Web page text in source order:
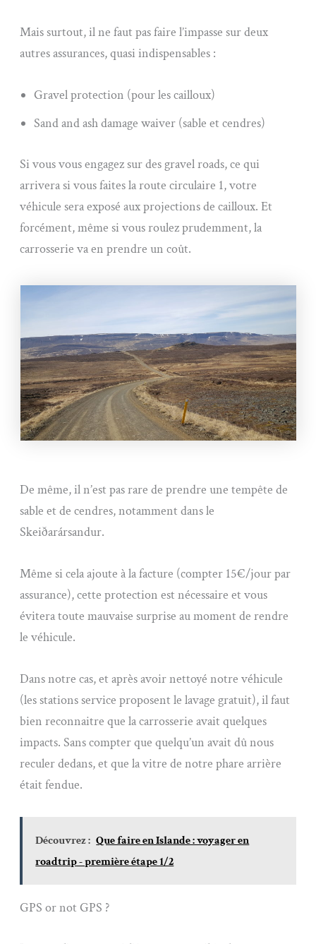
Mais surtout, il ne faut pas faire l’impasse sur deux
autres assurances, quasi indispensables :
Gravel protection (pour les cailloux)
Sand and ash damage waiver (sable et cendres)
Si vous vous engagez sur des gravel roads, ce qui
arrivera si vous faites la route circulaire 1, votre
véhicule sera exposé aux projections de cailloux. Et
forcément, même si vous roulez prudemment, la
carrosserie va en prendre un coût.
De même, il n’est pas rare de prendre une tempête de
sable et de cendres, notamment dans le
Skeiðarársandur.
Même si cela ajoute à la facture (compter 15€/jour par
assurance), cette protection est nécessaire et vous
évitera toute mauvaise surprise au moment de rendre
le véhicule.
Dans notre cas, et après avoir nettoyé notre véhicule
(les stations service proposent le lavage gratuit), il faut
bien reconnaitre que la carrosserie avait quelques
impacts. Sans compter que quelqu’un avait dû nous
reculer dedans, et que la vitre de notre phare arrière
était fendue.
Découvrez : Que faire en Islande : voyager en
roadtrip - première étape 1/2
GPS or not GPS ?